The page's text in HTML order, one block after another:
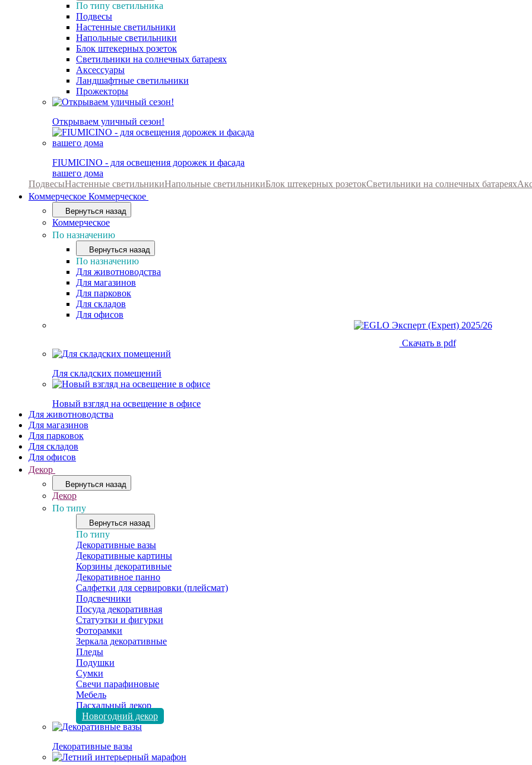
По типу светильника
Подвесы
Настенные светильники
Напольные светильники
Блок штекерных розеток
Светильники на солнечных батареях
Аксессуары
Ландшафтные светильники
Прожекторы
Открываем уличный сезон!
FIUMICINO - для освещения дорожек и фасада
вашего дома
ПодвесыНастенные светильникиНапольные светильникиБлок штекерных розетокСветильники на солнечных батареях
Коммерческое Коммерческое
Вернуться назад
Коммерческое
По назначению
Вернуться назад
По назначению
Для животноводства
Для магазинов
Для парковок
Для складов
Для офисов
Скачать в pdf
Для складских помещений
Новый взгляд на освещение в офисе
Для животноводства
Для магазинов
Для парковок
Для складов
Для офисов
Декор
Вернуться назад
Декор
По типу
Вернуться назад
По типу
Декоративные вазы
Декоративные картины
Корзины декоративные
Декоративное панно
Салфетки для сервировки (плейсмат)
Подсвечники
Посуда декоративная
Статуэтки и фигурки
Фоторамки
Зеркала декоративные
Пледы
Подушки
Сумки
Свечи парафиновые
Мебель
Пасхальный декор
Новогодний декор
Декоративные вазы